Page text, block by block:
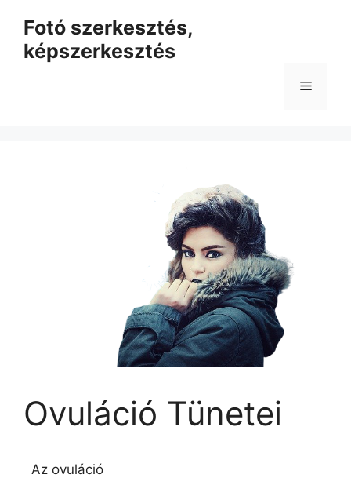
tartalomba
Fotó szerkesztés,
képszerkesztés
Menü
Ovuláció Tünetei
Az ovuláció